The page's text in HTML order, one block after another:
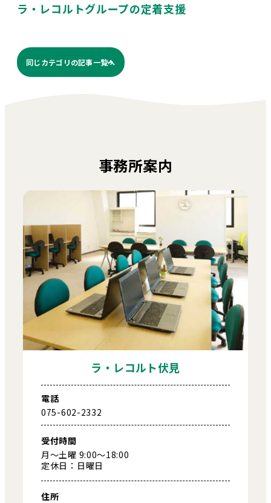
ラ・レコルトグループの定着支援
同じカテゴリの記事⼀覧へ
事務所案内
ラ・レコルト伏見
電話
075-602-2332
受付時間
月～土曜 9:00～18:00
定休日：日曜日
住所